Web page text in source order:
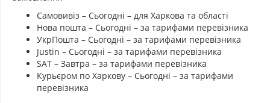
Самовивіз – Сьогодні – для Харкова та області
Нова пошта – Сьогодні – за тарифами перевізника
УкрПошта – Сьогодні – за тарифами перевізника
Justin – Сьогодні – за тарифами перевізника
SAT – Завтра – за тарифами перевізника
Курьєром по Харкову – Сьогодні – за тарифами
перевізника